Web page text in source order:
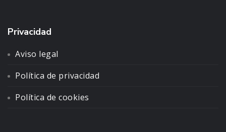
Privacidad
Aviso legal
Política de privacidad
Política de cookies